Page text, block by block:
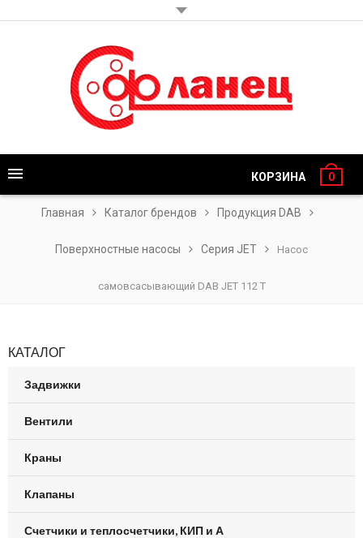
КОРЗИНА 0
Главная Каталог брендов Продукция DAB
Поверхностные насосы Серия JET Насос
самовсасывающий DAB JET 112 T
КАТАЛОГ
Задвижки
Вентили
Краны
Клапаны
Счетчики и теплосчетчики, КИП и А